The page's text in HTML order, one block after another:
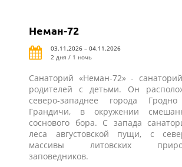
Неман-72
03.11.2026 – 04.11.2026
2 дня / 1 ночь
Санаторий «Неман-72» -
родителей с детьми. Он
северо-западнее города
Грандичи, в окружении
соснового бора. С запада
леса августовской пущи, с
массивы литовских
заповедников.